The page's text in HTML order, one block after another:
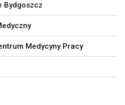
Bydgoszcz
Medycyny Pracy